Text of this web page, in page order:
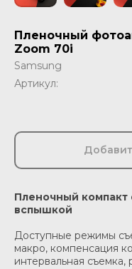
Пленочный
Zoom 70i
Samsung
Артикул:
Пленочный компакт
вспышкой
Доступные режимы
макро, компенсация
интервальная